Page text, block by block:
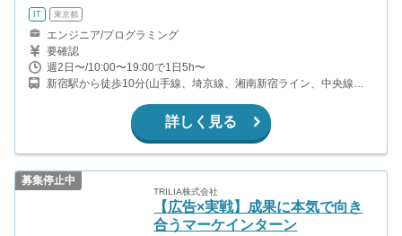
IT 東京都
エンジニア/プログラミング
要確認
週2日〜/10:00〜19:00で1日5h〜
新宿駅から徒歩10分(山手線、埼京線、湘南新宿ライン、中央線
4分(大江戸線) 西武新宿駅から徒歩11分(西武新宿線)
詳しく見る
募集停止中
TRILIA株式会社
【広告×実戦】成果に本気で向き
合うマーケインターン